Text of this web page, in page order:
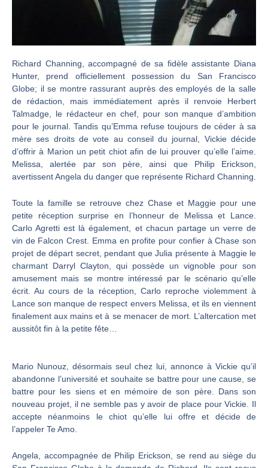
Richard Channing, accompagné de sa fidèle assistante Diana
Hunter, prend officiellement possession du San Francisco
Globe; il se montre rassurant auprès des employés de la salle
de rédaction, mais immédiatement après il renvoie Herbert
Talmadge, le rédacteur en chef, pour son manque d’ambition
pour le journal. Tandis qu’Emma refuse toujours de céder à sa
mère ses droits de vote au conseil du journal, Vickie décide
d’offrir à Marion un petit chiot afin de lui prouver qu’elle l’aime.
Melissa, alertée par son père, ainsi que Philip Erickson,
avertissent Angela du danger que représente Richard Channing.
Toute la famille se retrouve chez Chase et Maggie pour une
petite réception surprise en l’honneur de Melissa et Lance.
Carlo Agretti est là également, et chacun partage un verre de
vin de Falcon Crest. Emma en profite pour confier à Chase son
projet de départ secret, pendant que Julia présente à Maggie le
charmant Darryl Clayton, qui possède un vignoble pour son
amusement mais se montre intéressé par le scénario qu’elle
écrit. Au cours de la réception, Carlo reproche violemment à
Lance son manque de respect envers Melissa, et ils en viennent
finalement aux mains et à se menacer de mort. L’altercation met
aussitôt fin à la petite fête…
Mario Nunouz, désormais seul chez lui, annonce à Vickie qu’il
abandonne l’université et souhaite se battre pour une cause, se
battre pour les siens et en mémoire de son père. Dans son
nouveau projet, il ne semble pas y avoir de place pour Vickie. Il
accepte néanmoins le chiot qu’elle lui offre et décide de
l’appeler Te Amo.
Angela, accompagnée de Philip Erickson, se rend au siège du